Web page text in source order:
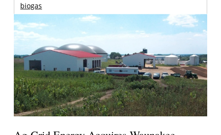
biogas